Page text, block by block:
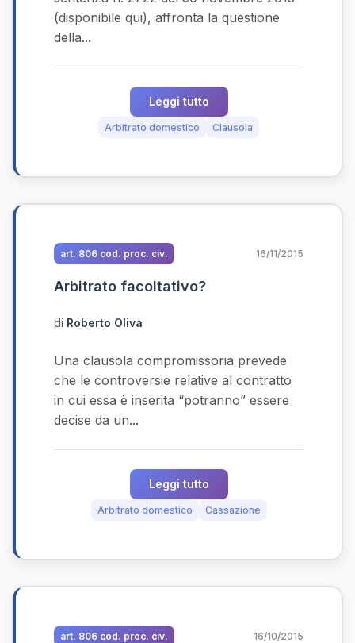
(disponibile qui), affronta la questione
della...
Leggi tutto
Arbitrato domestico Clausola
art. 806 cod. proc. civ. 16/11/2015
Arbitrato facoltativo?
di Roberto Oliva
Una clausola compromissoria prevede
che le controversie relative al contratto
in cui essa è inserita “potranno” essere
decise da un...
Leggi tutto
Arbitrato domestico Cassazione
art. 806 cod. proc. civ. 16/10/2015